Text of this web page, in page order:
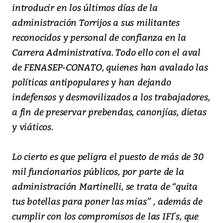
introducir en los últimos días de la
administración Torrijos a sus militantes
reconocidos y personal de confianza en la
Carrera Administrativa. Todo ello con el aval
de FENASEP-CONATO, quienes han avalado las
políticas antipopulares y han dejando
indefensos y desmovilizados a los trabajadores,
a fin de preservar prebendas, canonjías, dietas
y viáticos.
Lo cierto es que peligra el puesto de más de 30
mil funcionarios públicos, por parte de la
administración Martinelli, se trata de “quita
tus botellas para poner las mías” , además de
cumplir con los compromisos de las IFI´s, que